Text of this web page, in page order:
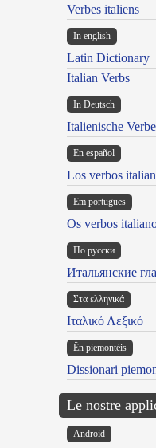
Verbes italiens
In english
Latin Dictionary
Italian Verbs
In Deutsch
Italienische
En español
Los verbos
Em portugues
Os verbos
По русски
Итальянские
Στα ελληνικά
Ιταλικό Λεξικό
Ën piemontèis
Dissionari
Le nostre
Android